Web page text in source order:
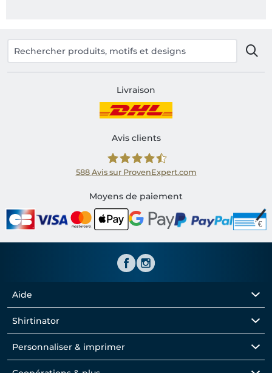
Livraison
Avis clients
Shirtinator FR
588 Avis sur ProvenExpert.com
Moyens de paiement
Aide
Shirtinator
Personnaliser & imprimer